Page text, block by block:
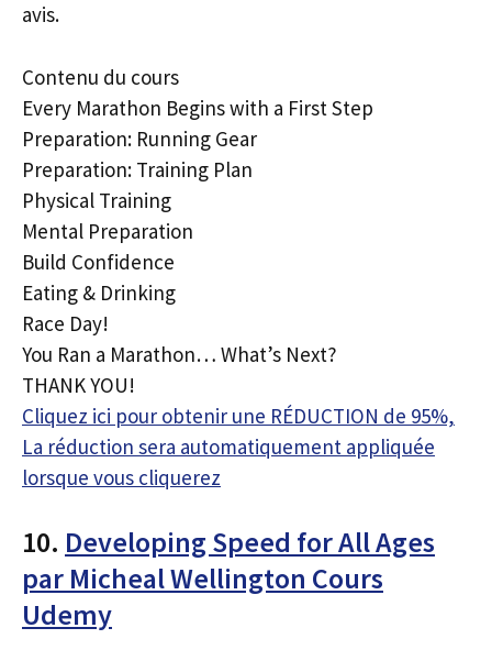
avis.
Contenu du cours
Every Marathon Begins with a First Step
Preparation: Running Gear
Preparation: Training Plan
Physical Training
Mental Preparation
Build Confidence
Eating & Drinking
Race Day!
You Ran a Marathon… What’s Next?
THANK YOU!
Cliquez ici pour obtenir une RÉDUCTION de 95%,
La réduction sera automatiquement appliquée
lorsque vous cliquerez
10. Developing Speed for All Ages
par Micheal Wellington Cours
Udemy